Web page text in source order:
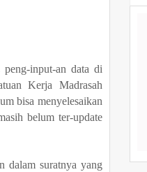
input-an data di
Kerja Madrasah
bisa menyelesaikan
belum ter-update
dalam suratnya yang